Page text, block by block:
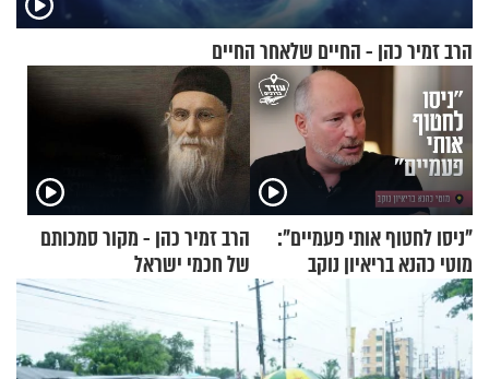
הרב זמיר כהן - החיים שלאחר החיים
"ניסו לחטוף אותי פעמיים":
מוטי כהנא בריאיון נוקב
הרב זמיר כהן - מקור סמכותם
של חכמי ישראל